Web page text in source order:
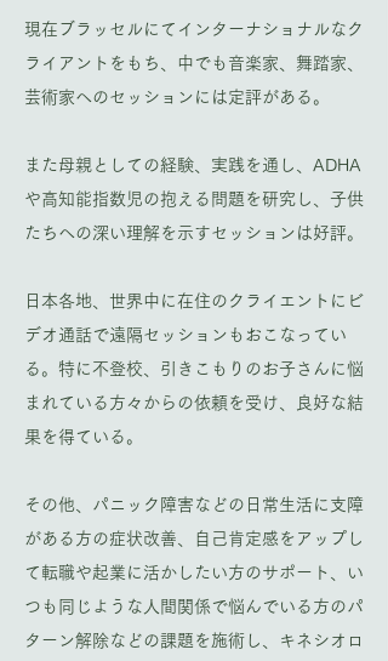
現在ブラッセルにてインターナショナルなク
ライアントをもち、中でも音楽家、舞踏家、
芸術家へのセッションには定評がある。
また母親としての経験、実践を通し、ADHA
や高知能指数児の抱える問題を研究し、子供
たちへの深い理解を示すセッションは好評。
日本各地、世界中に在住のクライエントにビ
デオ通話で遠隔セッションもおこなってい
る。特に不登校、引きこもりのお子さんに悩
まれている方々からの依頼を受け、良好な結
果を得ている。
その他、パニック障害などの日常生活に支障
がある方の症状改善、自己肯定感をアップし
て転職や起業に活かしたい方のサポート、い
つも同じような人間関係で悩んでいる方のパ
ターン解除などの課題を施術し、キネシオロ